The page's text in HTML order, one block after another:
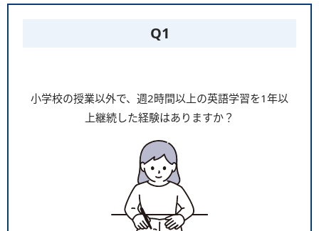
Q1
小学校の授業以外で、週2時間以上の英語学習を1年以
上継続した経験はありますか？